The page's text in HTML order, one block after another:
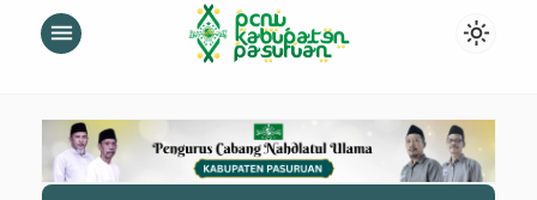
menu light_mode